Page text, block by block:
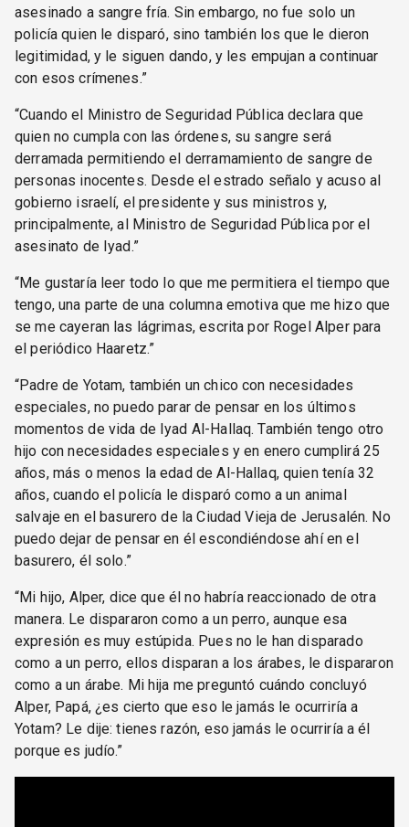
asesinado a sangre fría. Sin embargo, no fue solo un
policía quien le disparó, sino también los que le dieron
legitimidad, y le siguen dando, y les empujan a continuar
con esos crímenes.”
“Cuando el Ministro de Seguridad Pública declara que
quien no cumpla con las órdenes, su sangre será
derramada permitiendo el derramamiento de sangre de
personas inocentes. Desde el estrado señalo y acuso al
gobierno israelí, el presidente y sus ministros y,
principalmente, al Ministro de Seguridad Pública por el
asesinato de Iyad.”
“Me gustaría leer todo lo que me permitiera el tiempo que
tengo, una parte de una columna emotiva que me hizo que
se me cayeran las lágrimas, escrita por Rogel Alper para
el periódico Haaretz.”
“Padre de Yotam, también un chico con necesidades
especiales, no puedo parar de pensar en los últimos
momentos de vida de Iyad Al-Hallaq. También tengo otro
hijo con necesidades especiales y en enero cumplirá 25
años, más o menos la edad de Al-Hallaq, quien tenía 32
años, cuando el policía le disparó como a un animal
salvaje en el basurero de la Ciudad Vieja de Jerusalén. No
puedo dejar de pensar en él escondiéndose ahí en el
basurero, él solo.”
“Mi hijo, Alper, dice que él no habría reaccionado de otra
manera. Le dispararon como a un perro, aunque esa
expresión es muy estúpida. Pues no le han disparado
como a un perro, ellos disparan a los árabes, le dispararon
como a un árabe. Mi hija me preguntó cuándo concluyó
Alper, Papá, ¿es cierto que eso le jamás le ocurriría a
Yotam? Le dije: tienes razón, eso jamás le ocurriría a él
porque es judío.”